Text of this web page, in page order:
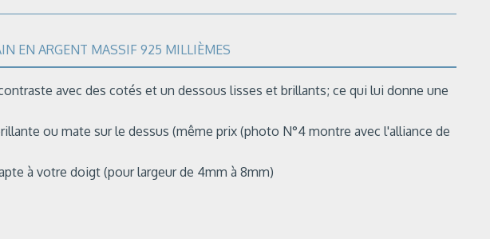
EN ARGENT MASSIF 925 MILLIÈMES
avec des cotés et un dessous lisses et brillants; ce qui lui donne une
ou mate sur le dessus (même prix (photo N°4 montre avec l'alliance de
à votre doigt (pour largeur de 4mm à 8mm)